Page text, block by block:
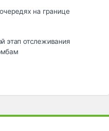
на границе
этап отслеживания